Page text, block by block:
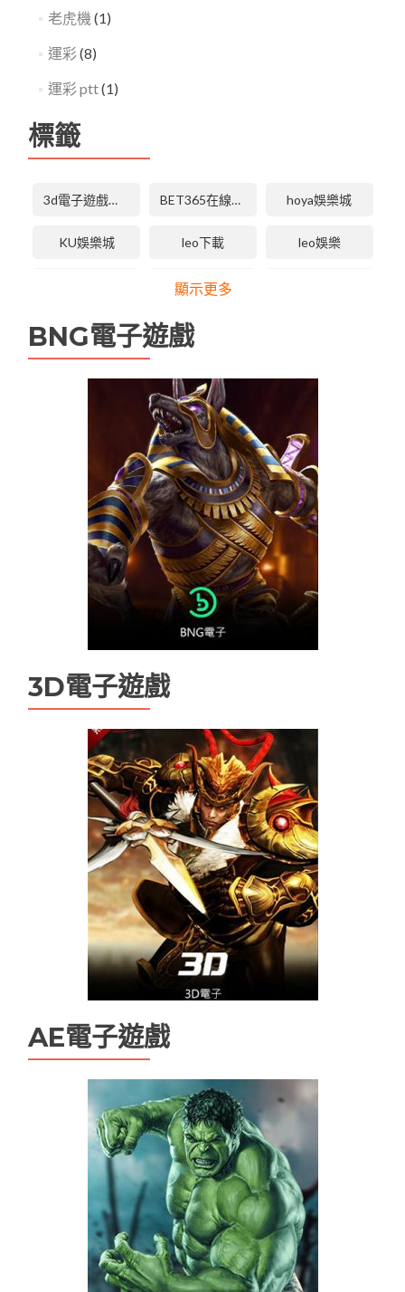
老虎機 (1)
運彩(8)
運彩 ptt(1)
標籤
3d電子遊戲技巧 BET365在線體育投注 hoya娛樂城
KU娛樂城 leo下載 leo娛樂
leo娛樂城維修 tha 3d電子
USDT娛樂城
九州娛樂leo
九州娛樂城 九州現金版 優塔娛樂城
優塔娛樂城無法登入 天下現金網 娛樂城
娛樂城app 娛樂城優惠 娛樂城排行
娛樂城詐騙
百家樂技巧
百家樂路單 百家樂遊戲
電子老虎機遊戲推薦 魔龍傳奇打法
顯示更多
BNG電子遊戲
3D電子遊戲
AE電子遊戲